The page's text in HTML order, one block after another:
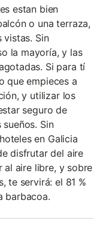
estan bien
o una terraza,
vistas. Sin
la mayoría, y las
Si para tí
que empieces a
y utilizar los
seguro de
Sin
en Galicia
disfrutar del aire
al aire libre, y sobre
te servirá: el 81 %
barbacoa.